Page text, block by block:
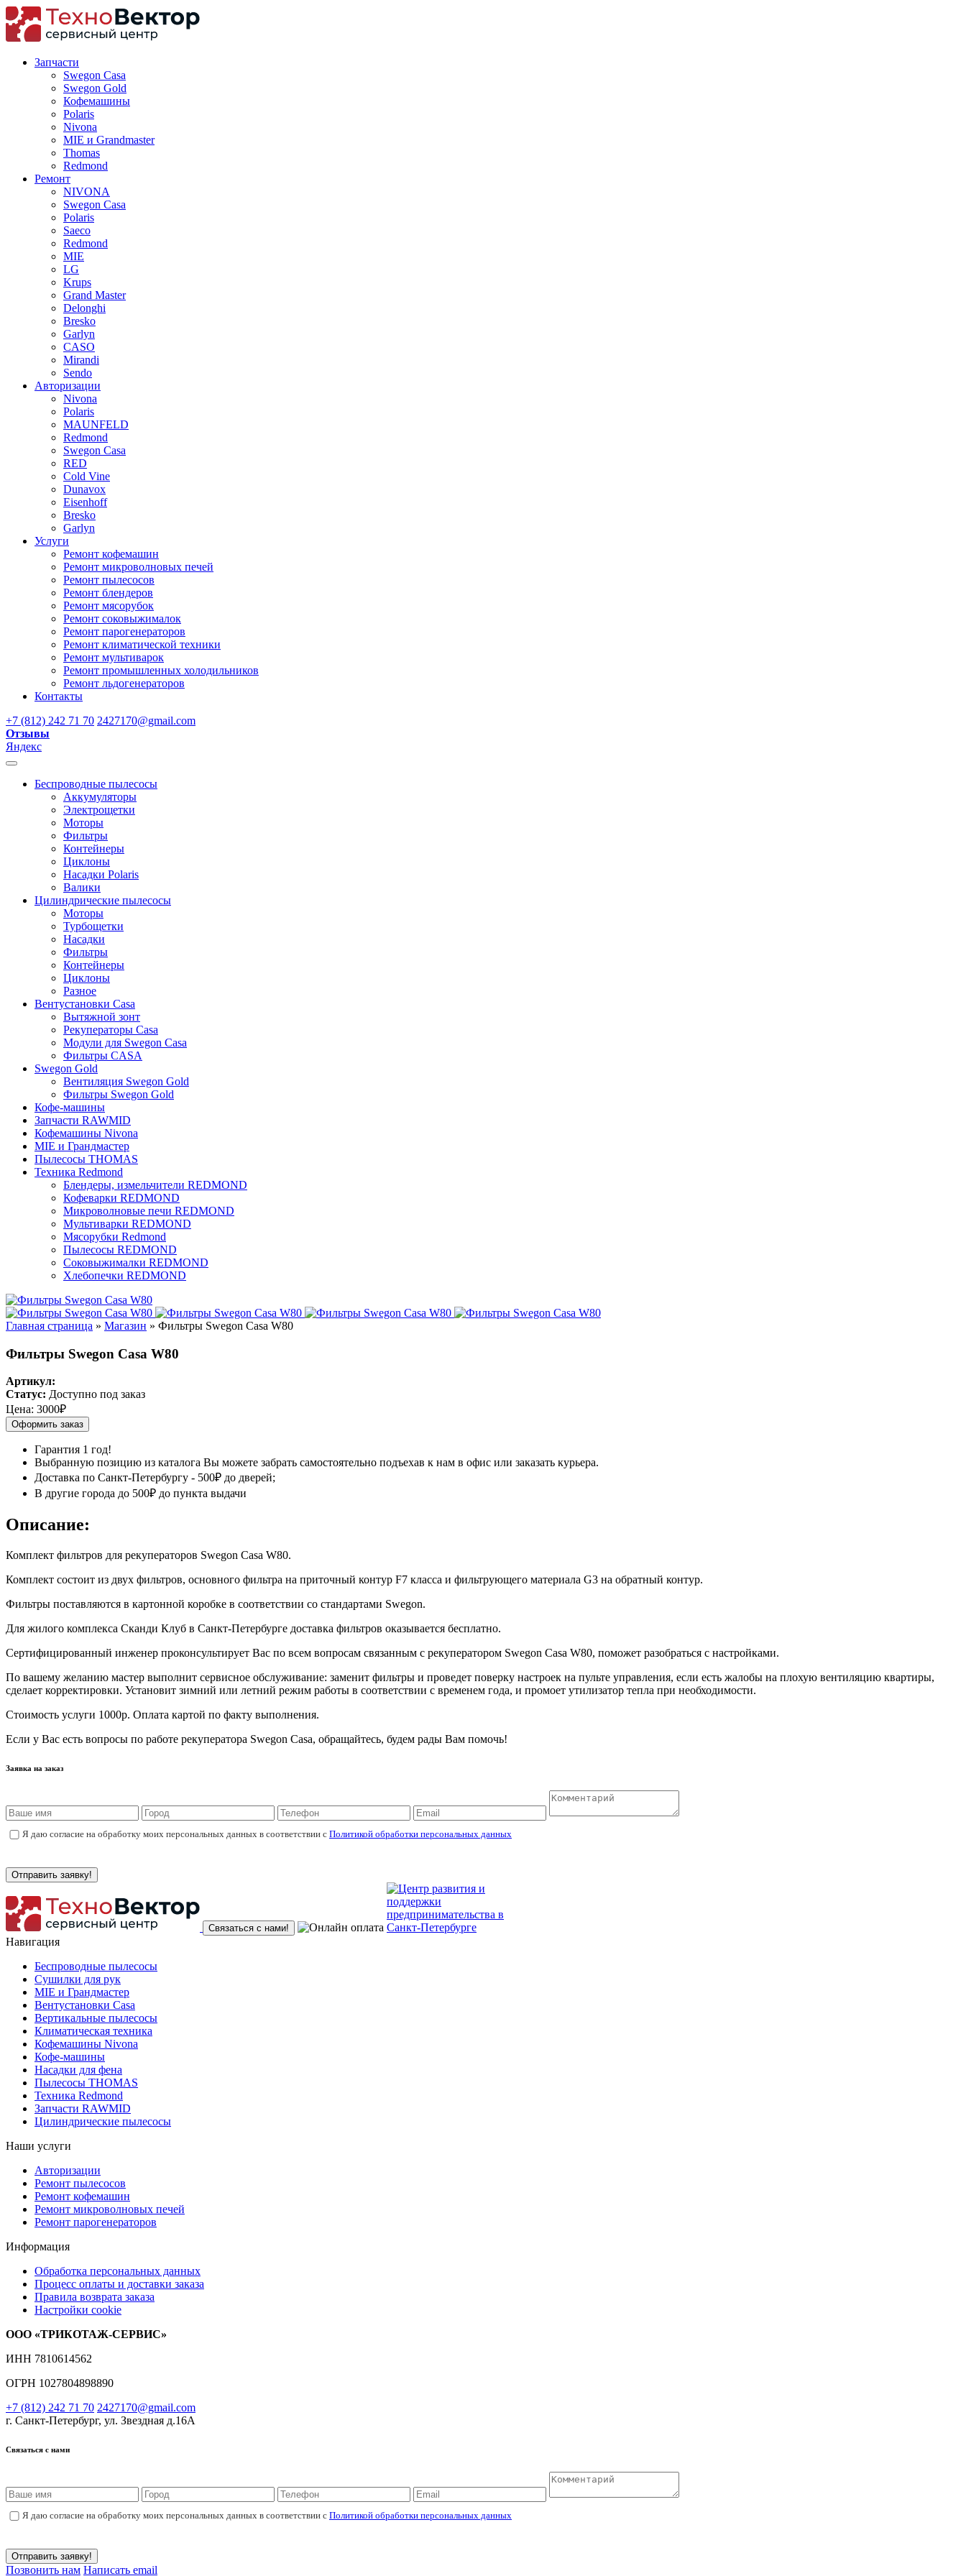
Запчасти
Swegon Casa
Swegon Gold
Кофемашины
Polaris
Nivona
MIE и Grandmaster
Thomas
Redmond
Ремонт
NIVONA
Swegon Casa
Polaris
Saeco
Redmond
MIE
LG
Krups
Grand Master
Delonghi
Bresko
Garlyn
CASO
Mirandi
Sendo
Авторизации
Nivona
Polaris
MAUNFELD
Redmond
Swegon Casa
RED
Cold Vine
Dunavox
Eisenhoff
Bresko
Garlyn
Услуги
Ремонт кофемашин
Ремонт микроволновых печей
Ремонт пылесосов
Ремонт блендеров
Ремонт мясорубок
Ремонт соковыжималок
Ремонт парогенераторов
Ремонт климатической техники
Ремонт мультиварок
Ремонт промышленных холодильников
Ремонт льдогенераторов
Контакты
+7 (812) 242 71 70 2427170@gmail.com
Отзывы
Яндекс
Беспроводные пылесосы
Аккумуляторы
Электрощетки
Моторы
Фильтры
Контейнеры
Циклоны
Насадки Polaris
Валики
Цилиндрические пылесосы
Моторы
Турбощетки
Насадки
Фильтры
Контейнеры
Циклоны
Разное
Вентустановки Casa
Вытяжной зонт
Рекуператоры Casa
Модули для Swegon Casa
Фильтры CASA
Swegon Gold
Вентиляция Swegon Gold
Фильтры Swegon Gold
Кофе-машины
Запчасти RAWMID
Кофемашины Nivona
MIE и Грандмастер
Пылесосы THOMAS
Техника Redmond
Блендеры, измельчители REDMOND
Кофеварки REDMOND
Микроволновые печи REDMOND
Мультиварки REDMOND
Мясорубки Redmond
Пылесосы REDMOND
Соковыжималки REDMOND
Хлебопечки REDMOND
Главная страница » Магазин » Фильтры Swegon Casa W80
Фильтры Swegon Casa W80
Артикул:
Статус: Доступно под заказ
Цена: 3000₽
Оформить заказ
Гарантия 1 год!
Выбранную позицию из каталога Вы можете забрать самостоятельно подъехав к нам в офис или заказать курьера.
Доставка по Санкт-Петербургу - 500₽ до дверей;
В другие города до 500₽ до пункта выдачи
Описание:
Комплект фильтров для рекуператоров Swegon Casa W80.
Комплект состоит из двух фильтров, основного фильтра на приточный контур F7 класса и фильтрующего материала G3 на обратный контур.
Фильтры поставляются в картонной коробке в соответствии со стандартами Swegon.
Для жилого комплекса Сканди Клуб в Санкт-Петербурге доставка фильтров оказывается бесплатно.
Сертифицированный инженер проконсультирует Вас по всем вопросам связанным с рекуператором Swegon Casa W80, поможет разобраться с настройками.
По вашему желанию мастер выполнит сервисное обслуживание: заменит фильтры и проведет поверку настроек на пульте управления, если есть жалобы на плохую вентиляцию квартиры,
сделает корректировки. Установит зимний или летний режим работы в соответствии с временем года, и промоет утилизатор тепла при необходимости.
Стоимость услуги 1000р. Оплата картой по факту выполнения.
Если у Вас есть вопросы по работе рекуператора Swegon Casa, обращайтесь, будем рады Вам помочь!
Заявка на заказ
Я даю согласие на обработку моих персональных данных в соответствии с Политикой обработки персональных данных
Связаться с нами!
Навигация
Беспроводные пылесосы
Сушилки для рук
MIE и Грандмастер
Вентустановки Casa
Вертикальные пылесосы
Климатическая техника
Кофемашины Nivona
Кофе-машины
Насадки для фена
Пылесосы THOMAS
Техника Redmond
Запчасти RAWMID
Цилиндрические пылесосы
Наши услуги
Авторизации
Ремонт пылесосов
Ремонт кофемашин
Ремонт микроволновых печей
Ремонт парогенераторов
Информация
Обработка персональных данных
Процесс оплаты и доставки заказа
Правила возврата заказа
Настройки cookie
ООО «ТРИКОТАЖ-СЕРВИС»
ИНН 7810614562
ОГРН 1027804898890
+7 (812) 242 71 70 2427170@gmail.com
г. Санкт-Петербург, ул. Звездная д.16А
Связаться с нами
Я даю согласие на обработку моих персональных данных в соответствии с Политикой обработки персональных данных
Позвонить нам Написать email